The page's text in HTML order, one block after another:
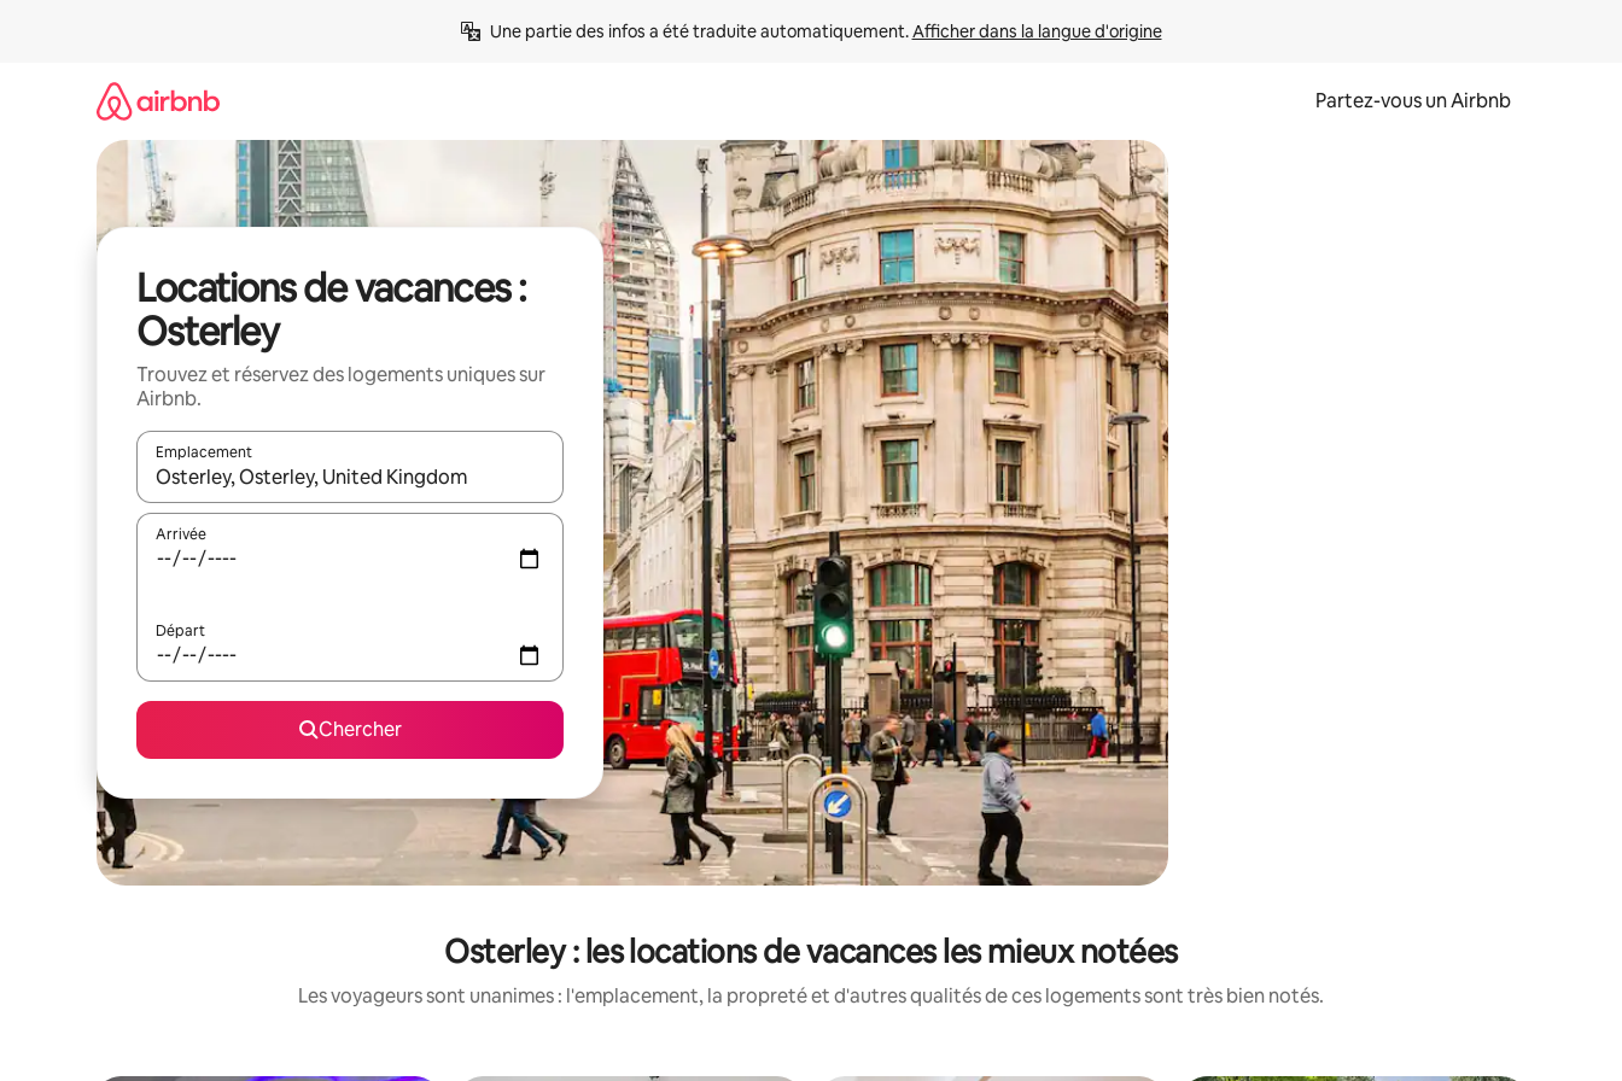
Une partie des infos a été traduite automatiquement. Afficher dans la langue d'origine
Partez-vous un Airbnb
Locations de vacances :
Osterley
Trouvez et réservez des logements uniques sur
Airbnb.
Emplacement
Quand les résultats sont affichés, parcourez-les en utilisant les flèches vers le haut et vers le bas, ou en appuyant dessus et en les faisant glisser.
Arrivée
Départ
Chercher
Osterley : les locations de vacances les mieux notées
Les voyageurs sont unanimes : l'emplacement, la propreté et d'autres qualités de ces logements sont très bien notés.